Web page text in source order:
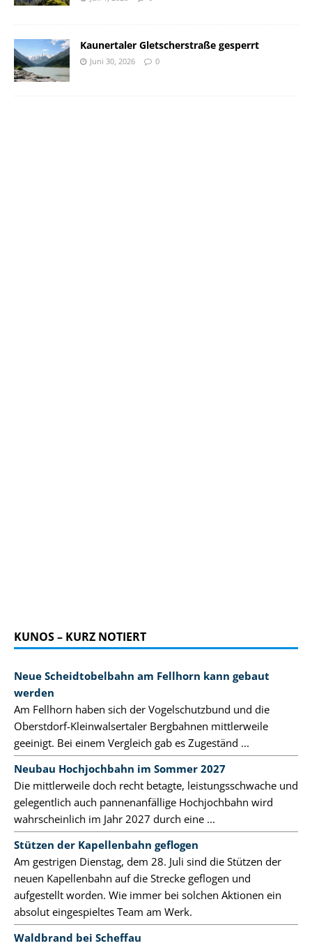
Kaunertaler Gletscherstraße gesperrt
Juni 30, 2026 0
KUNOS – KURZ NOTIERT
Neue Scheidtobelbahn am Fellhorn kann gebaut
werden
Am Fellhorn haben sich der Vogelschutzbund und die
Oberstdorf-Kleinwalsertaler Bergbahnen mittlerweile
geeinigt. Bei einem Vergleich gab es Zugeständ ...
Neubau Hochjochbahn im Sommer 2027
Die mittlerweile doch recht betagte, leistungsschwache und
gelegentlich auch pannenanfällige Hochjochbahn wird
wahrscheinlich im Jahr 2027 durch eine ...
Stützen der Kapellenbahn geflogen
Am gestrigen Dienstag, dem 28. Juli sind die Stützen der
neuen Kapellenbahn auf die Strecke geflogen und
aufgestellt worden. Wie immer bei solchen Aktionen ein
absolut eingespieltes Team am Werk.
Waldbrand bei Scheffau